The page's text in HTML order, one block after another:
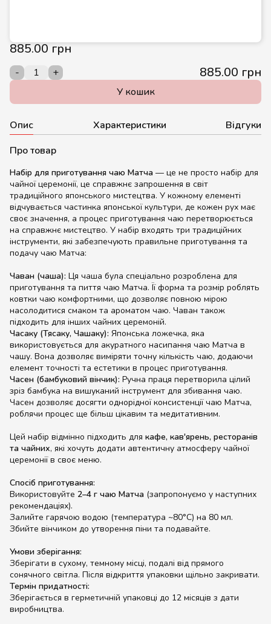
885.00 грн
- + 885.00 грн
У кошик
Опис Характеристики
Відгуки
Про товар
Набір для приготування чаю Матча — це не просто набір для
чайної церемонії, це справжнє запрошення в світ
традиційного японського мистецтва. У кожному елементі
відчувається частинка японської культури, де кожен рух має
своє значення, а процес приготування чаю перетворюється
на справжнє мистецтво. У набір входять три традиційних
інструменти, які забезпечують правильне приготування та
подачу чаю Матча:
Чаван (чаша): Ця чаша була спеціально розроблена для
приготування та пиття чаю Матча. Її форма та розмір роблять
ковтки чаю комфортними, що дозволяє повною мірою
насолодитися смаком та ароматом чаю. Чаван також
підходить для інших чайних церемоній.
Часаку (Тясаку, Чашаку): Японська ложечка, яка
використовується для акуратного насипання чаю Матча в
чашу. Вона дозволяє виміряти точну кількість чаю, додаючи
елемент точності та естетики в процес приготування.
Часен (бамбуковий вінчик): Ручна праця перетворила цілий
зріз бамбука на вишуканий інструмент для збивання чаю.
Часен дозволяє досягти однорідної консистенції чаю Матча,
роблячи процес ще більш цікавим та медитативним.
Цей набір відмінно підходить для кафе, кав'ярень, ресторанів
та чайних, які хочуть додати автентичну атмосферу чайної
церемонії в своє меню.
Спосіб приготування:
Використовуйте 2–4 г чаю Матча (запропонуємо у наступних
рекомендаціях).
Залийте гарячою водою (температура ~80°C) на 80 мл.
Збийте вінчиком до утворення піни та подавайте.
Умови зберігання:
Зберігати в сухому, темному місці, подалі від прямого
сонячного світла. Після відкриття упаковки щільно закривати.
Термін придатності:
Зберігається в герметичній упаковці до 12 місяців з дати
виробництва.